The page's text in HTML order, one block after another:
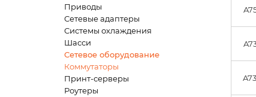
Приводы
Сетевые адаптеры
Системы охлаждения
Шасси
Сетевое оборудование
Коммутаторы
Принт-серверы
Роутеры